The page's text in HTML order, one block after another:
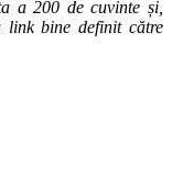
a 200 de cuvinte și,
link bine definit către